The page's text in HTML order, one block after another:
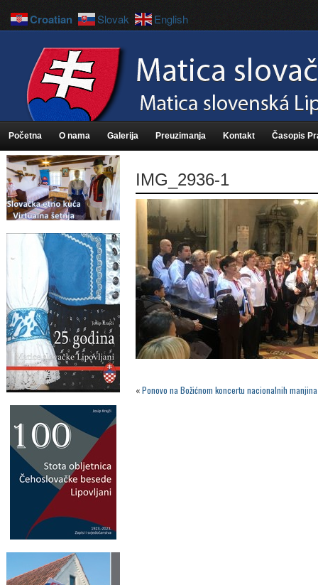
Početna O nama Galerija Preuzimanja Kontakt Časopis
IMG_2936-1
«Ponovo na Božićnom koncertu nacionalnih
Croatian Slovak English